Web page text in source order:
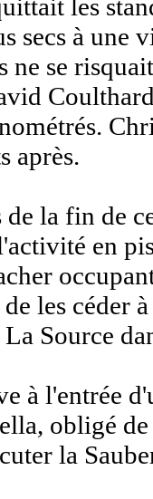
les
secs à une
ne se
après.
la fin de
en
les céder
Source
à l'entrée
obligé
la